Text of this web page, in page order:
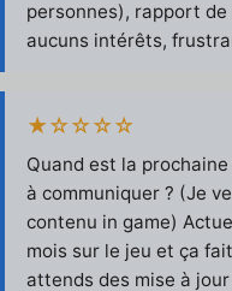
personnes), rapport
aucuns intérêts,
★☆☆☆☆
Quand est la
à communiquer ? (Je
contenu in game)
mois sur le jeu et ça
attends des mise à